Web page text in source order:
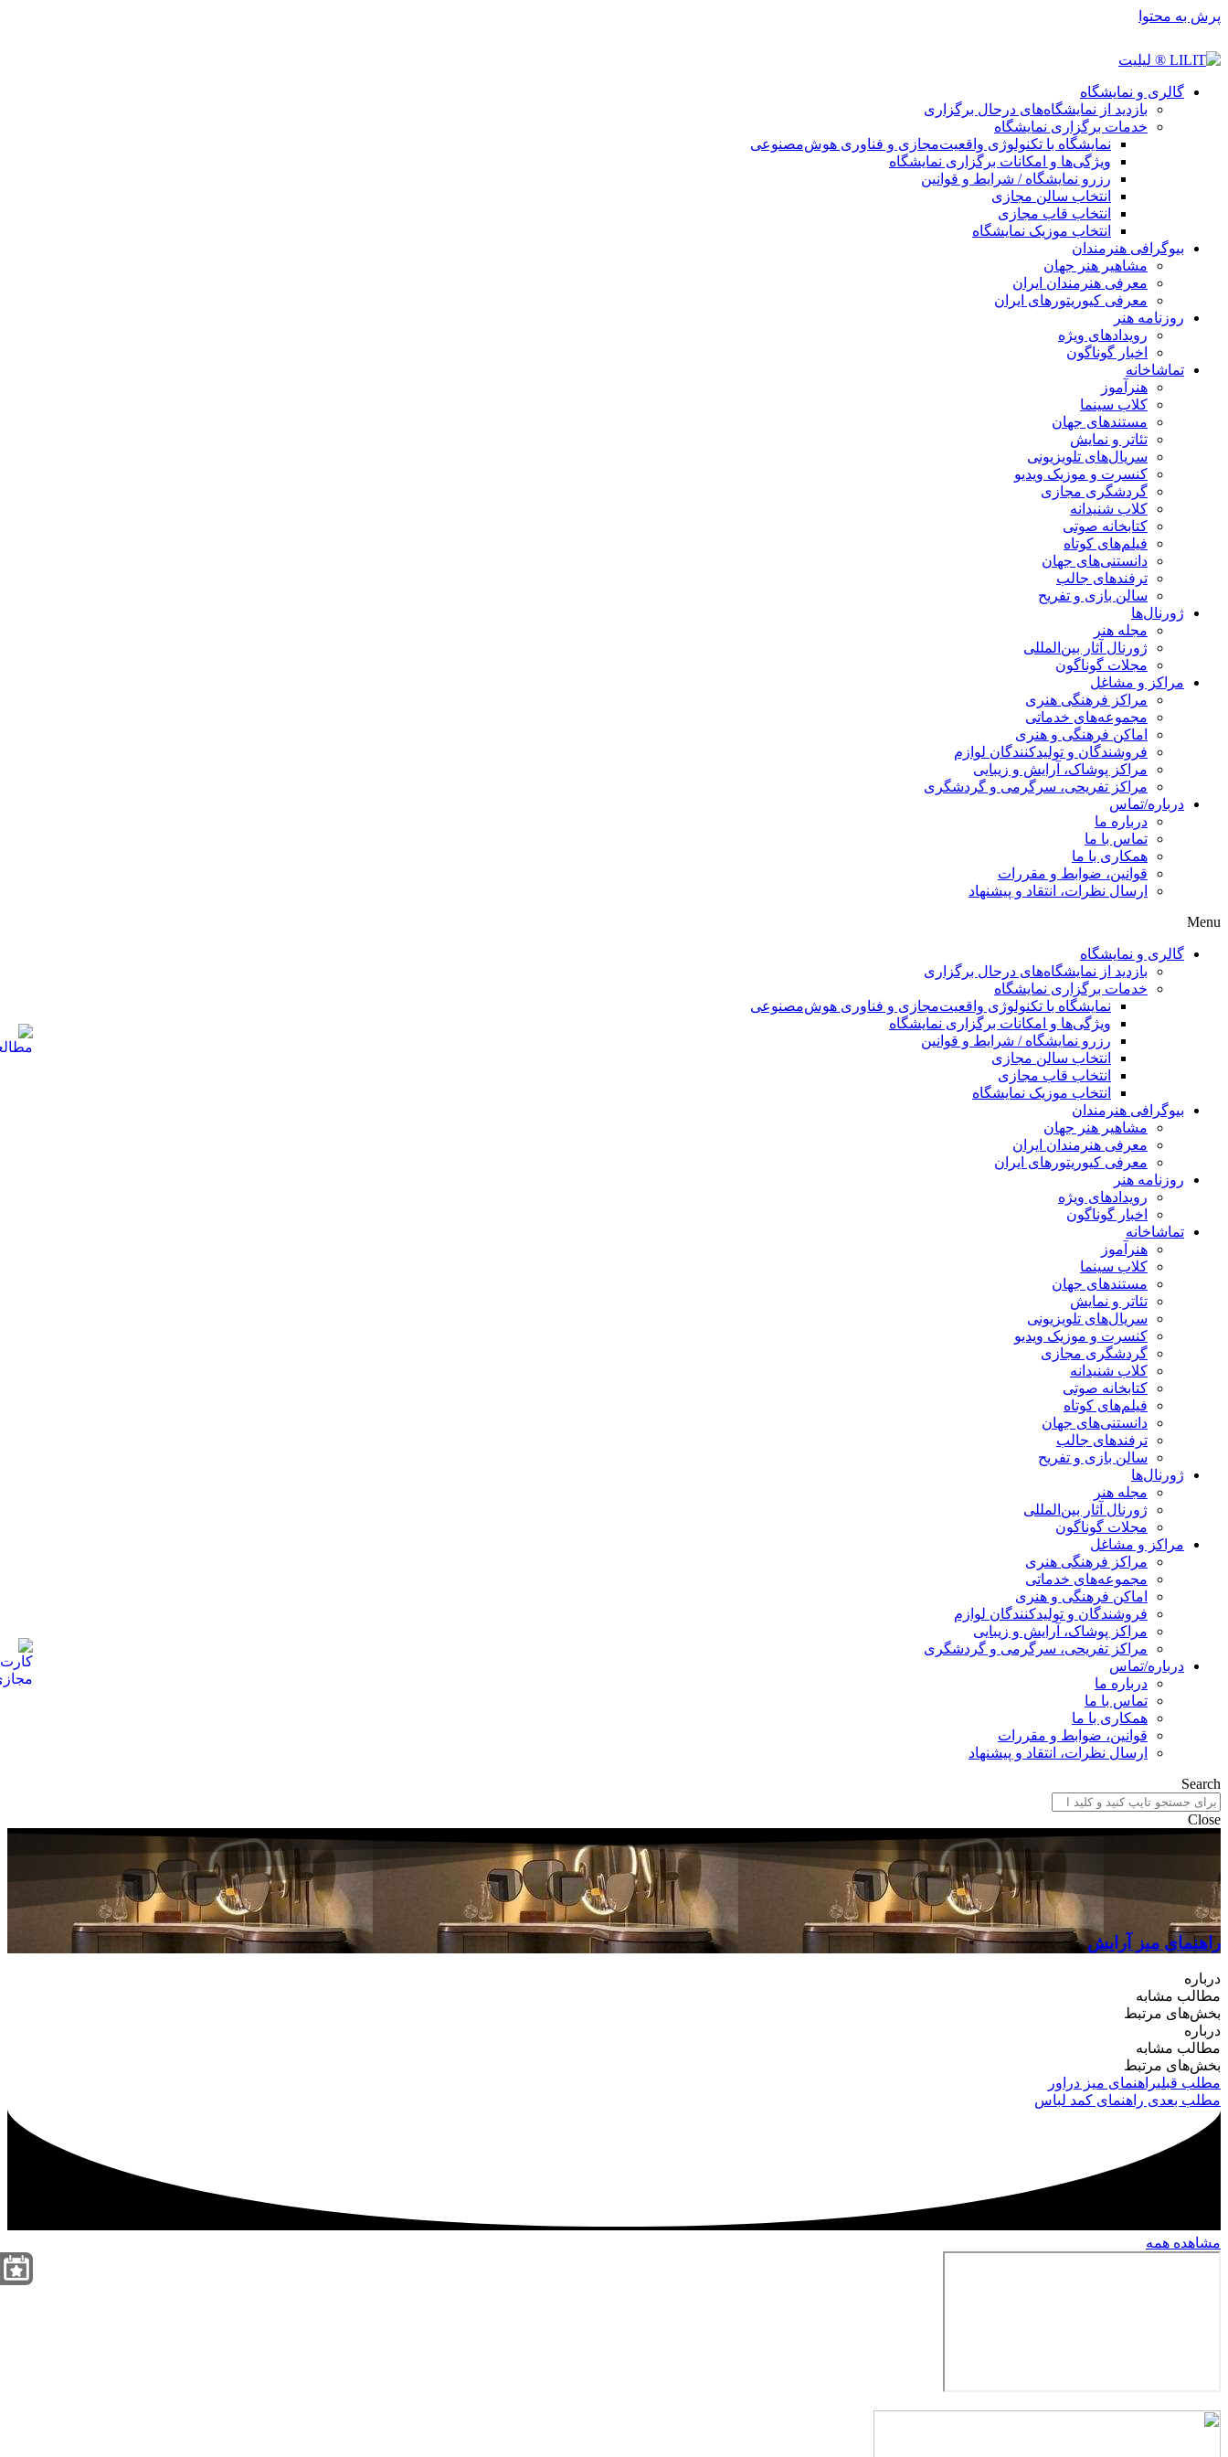
پرش به محتوا
گالری و نمایشگاه
بازدید از نمایشگاه‌های درحال برگزاری
خدمات برگزاری نمایشگاه
نمایشگاه با تکنولوژی واقعیت‌مجازی و فناوری هوش‌مصنوعی
ویژگی‌ها و امکانات برگزاری نمایشگاه
رزرو نمایشگاه / شرایط و قوانین
انتخاب سالن مجازی
انتخاب قاب مجازی
انتخاب موزیک نمایشگاه
بیوگرافی هنرمندان
مشاهیر هنر جهان
معرفی هنرمندان ایران
معرفی کیوریتورهای ایران
روزنامه هنر
رویدادهای ویژه
اخبار گوناگون
تماشاخانه
هنرآموز
کلاب سینما
مستندهای جهان
تئاتر و نمایش
سریال‌های تلویزیونی
کنسرت و موزیک ویدیو
گردشگری مجازی
کلاب شنیدانه
کتابخانه صوتی
فیلم‌های کوتاه
دانستنی‌های جهان
ترفندهای جالب
سالن بازی و تفریح
ژورنال‌ها
مجله هنر
ژورنال آثار بین‌المللی
مجلات گوناگون
مراکز و مشاغل
مراکز فرهنگی هنری
مجموعه‌های خدماتی
اماکن فرهنگی و هنری
فروشندگان و تولیدکنندگان لوازم
مراکز پوشاک، آرایش و زیبایی
مراکز تفریحی، سرگرمی و گردشگری
درباره/تماس
درباره ما
تماس با ما
همکاری با ما
قوانین، ضوابط و مقررات
ارسال نظرات، انتقاد و پیشنهاد
Menu
گالری و نمایشگاه
بازدید از نمایشگاه‌های درحال برگزاری
خدمات برگزاری نمایشگاه
نمایشگاه با تکنولوژی واقعیت‌مجازی و فناوری هوش‌مصنوعی
ویژگی‌ها و امکانات برگزاری نمایشگاه
رزرو نمایشگاه / شرایط و قوانین
انتخاب سالن مجازی
انتخاب قاب مجازی
انتخاب موزیک نمایشگاه
بیوگرافی هنرمندان
مشاهیر هنر جهان
معرفی هنرمندان ایران
معرفی کیوریتورهای ایران
روزنامه هنر
رویدادهای ویژه
اخبار گوناگون
تماشاخانه
هنرآموز
کلاب سینما
مستندهای جهان
تئاتر و نمایش
سریال‌های تلویزیونی
کنسرت و موزیک ویدیو
گردشگری مجازی
کلاب شنیدانه
کتابخانه صوتی
فیلم‌های کوتاه
دانستنی‌های جهان
ترفندهای جالب
سالن بازی و تفریح
ژورنال‌ها
مجله هنر
ژورنال آثار بین‌المللی
مجلات گوناگون
مراکز و مشاغل
مراکز فرهنگی هنری
مجموعه‌های خدماتی
اماکن فرهنگی و هنری
فروشندگان و تولیدکنندگان لوازم
مراکز پوشاک، آرایش و زیبایی
مراکز تفریحی، سرگرمی و گردشگری
درباره/تماس
درباره ما
تماس با ما
همکاری با ما
قوانین، ضوابط و مقررات
ارسال نظرات، انتقاد و پیشنهاد
Search
Close
راهنمای میز آرایش
درباره
مطالب مشابه
بخش‌های مرتبط
درباره
مطالب مشابه
بخش‌های مرتبط
مطلب قبلیراهنمای میز دراور
مطلب بعدی راهنمای کمد لباس
مشاهده همه